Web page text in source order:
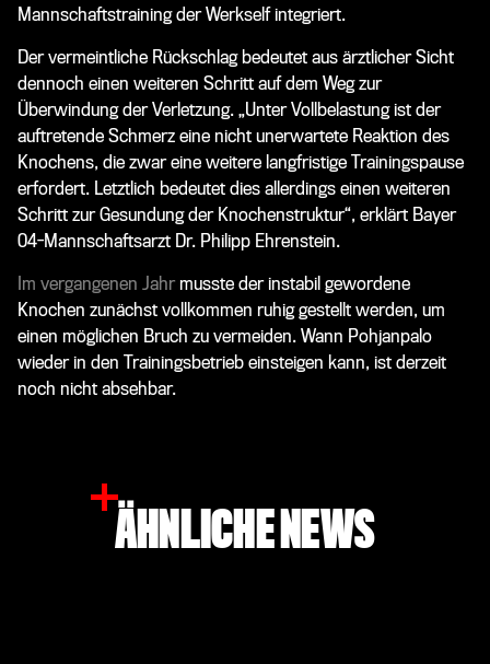
Mannschaftstraining der Werkself integriert.
Der vermeintliche Rückschlag bedeutet aus ärztlicher Sicht
dennoch einen weiteren Schritt auf dem Weg zur
Überwindung der Verletzung. „Unter Vollbelastung ist der
auftretende Schmerz eine nicht unerwartete Reaktion des
Knochens, die zwar eine weitere langfristige Trainingspause
erfordert. Letztlich bedeutet dies allerdings einen weiteren
Schritt zur Gesundung der Knochenstruktur“, erklärt Bayer
04-Mannschaftsarzt Dr. Philipp Ehrenstein.
Im vergangenen Jahr musste der instabil gewordene
Knochen zunächst vollkommen ruhig gestellt werden, um
einen möglichen Bruch zu vermeiden. Wann Pohjanpalo
wieder in den Trainingsbetrieb einsteigen kann, ist derzeit
noch nicht absehbar.
ÄHNLICHE NEWS